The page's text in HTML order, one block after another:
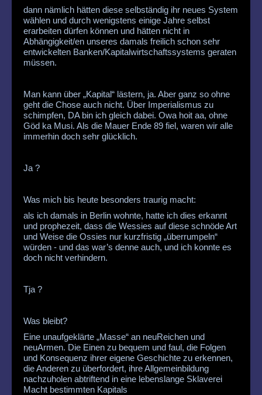
dann nämlich hätten diese selbständig ihr neues System
wählen und durch wenigstens einige Jahre selbst
erarbeiten dürfen können und hätten nicht in
Abhängigkeit/en unseres damals freilich schon sehr
entwickelten Banken/Kapitalwirtschaftssystems geraten
müssen.
Man kann über „Kapital“ lästern, ja. Aber ganz so ohne
geht die Chose auch nicht. Über Imperialismus zu
schimpfen, DA bin ich gleich dabei. Owa hoit aa, ohne
Göd ka Musi. Als die Mauer Ende 89 fiel, waren wir alle
immerhin doch sehr glücklich.
Ja ?
Was mich bis heute besonders traurig macht:
als ich damals in Berlin wohnte, hatte ich dies erkannt
und prophezeit, dass die Wessies auf diese schnöde Art
und Weise die Ossies nur kurzfristig „überrumpeln“
würden - und das war’s denne auch, und ich konnte es
doch nicht verhindern.
Tja ?
Was bleibt?
Eine unaufgeklärte „Masse“ an neuReichen und
neuArmen. Die Einen zu bequem und faul, die Folgen
und Konsequenz ihrer eigene Geschichte zu erkennen,
die Anderen zu überfordert, ihre Allgemeinbildung
nachzuholen abtriftend in eine lebenslange Sklaverei
Macht bestimmten Kapitals